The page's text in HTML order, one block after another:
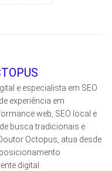
e especialista em SEO
experiência em
web, SEO local e
busca tradicionais e
Octopus, atua desde
digital.